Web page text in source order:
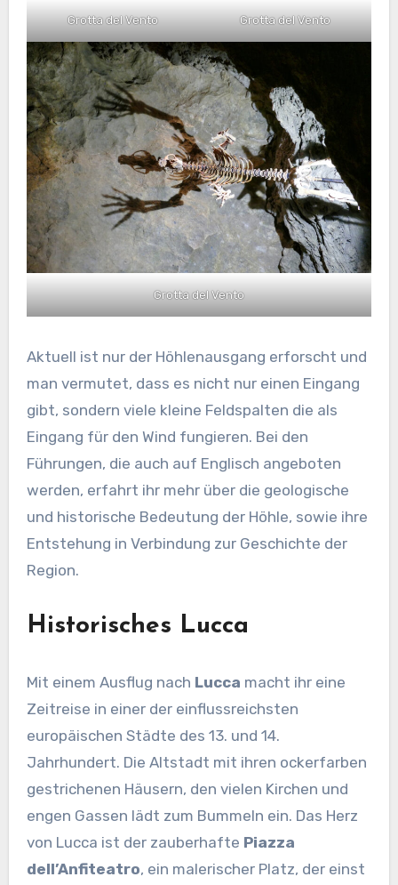
Grotta del Vento Grotta del Vento
Grotta del Vento
Aktuell ist nur der Höhlenausgang erforscht und
man vermutet, dass es nicht nur einen Eingang
gibt, sondern viele kleine Feldspalten die als
Eingang für den Wind fungieren. Bei den
Führungen, die auch auf Englisch angeboten
werden, erfahrt ihr mehr über die geologische
und historische Bedeutung der Höhle, sowie ihre
Entstehung in Verbindung zur Geschichte der
Region.
Historisches Lucca
Mit einem Ausflug nach Lucca macht ihr eine
Zeitreise in einer der einflussreichsten
europäischen Städte des 13. und 14.
Jahrhundert. Die Altstadt mit ihren ockerfarben
gestrichenen Häusern, den vielen Kirchen und
engen Gassen lädt zum Bummeln ein. Das Herz
von Lucca ist der zauberhafte Piazza
dell’Anfiteatro, ein malerischer Platz, der einst